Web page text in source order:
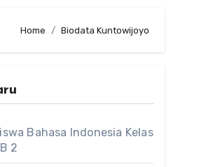
Home Biodata Kuntowijoyo
Bahasa Indonesia Kelas
2